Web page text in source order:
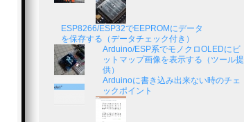
ESP8266/ESP32でEEPROMにデータ
を保存する（データチェック付き）
Arduino/ESP系でモノクロOLEDにビ
ットマップ画像を表示する（ツール提
供）
Arduinoに書き込み出来ない時のチェ
ックポイント